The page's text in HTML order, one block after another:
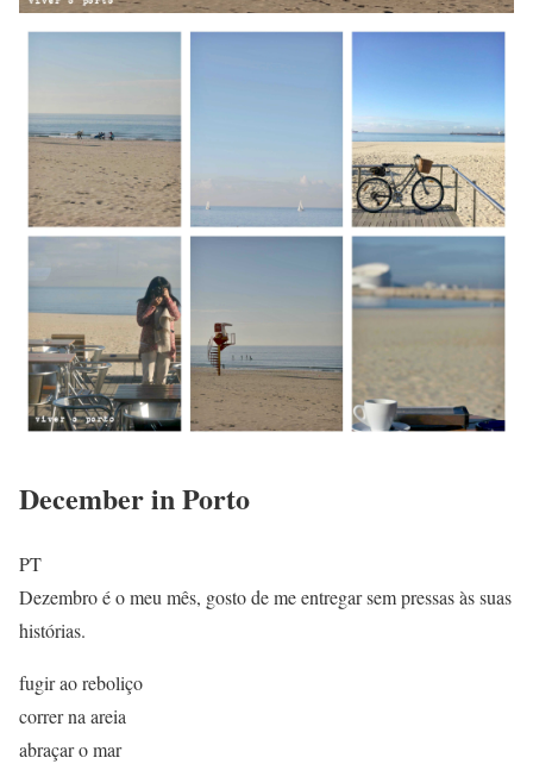
December in Porto
PT
Dezembro é o meu mês, gosto de me entregar sem pressas às suas
histórias.
fugir ao reboliço
correr na areia
abraçar o mar